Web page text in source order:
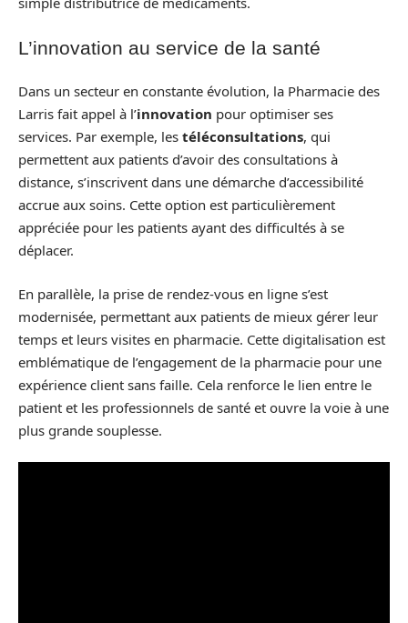
L’innovation au service de la santé
Dans un secteur en constante évolution, la Pharmacie des
Larris fait appel à l’innovation pour optimiser ses
services. Par exemple, les téléconsultations, qui
permettent aux patients d’avoir des consultations à
distance, s’inscrivent dans une démarche d’accessibilité
accrue aux soins. Cette option est particulièrement
appréciée pour les patients ayant des difficultés à se
déplacer.
En parallèle, la prise de rendez-vous en ligne s’est
modernisée, permettant aux patients de mieux gérer leur
temps et leurs visites en pharmacie. Cette digitalisation est
emblématique de l’engagement de la pharmacie pour une
expérience client sans faille. Cela renforce le lien entre le
patient et les professionnels de santé et ouvre la voie à une
plus grande souplesse.